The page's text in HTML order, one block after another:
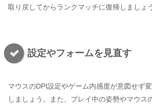
取り戻してからランクマッチに復帰しましょう
設定やフォームを見直す
マウスのDPI設定やゲーム内感度が意図せず
しましょう。また、プレイ中の姿勢やマウス